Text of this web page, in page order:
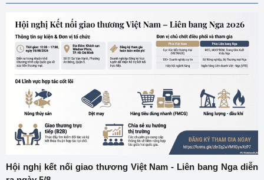
Hội nghị kết nối giao thương Việt Nam - Liên bang Nga diễn